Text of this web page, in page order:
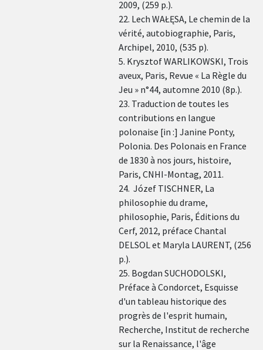
2009, (259 p.).
22. Lech WAŁĘSA, Le chemin de la
vérité, autobiographie, Paris,
Archipel, 2010, (535 p).
5. Krysztof WARLIKOWSKI, Trois
aveux, Paris, Revue « La Règle du
Jeu » n°44, automne 2010 (8p.).
23. Traduction de toutes les
contributions en langue
polonaise [in :] Janine Ponty,
Polonia. Des Polonais en France
de 1830 à nos jours, histoire,
Paris, CNHI-Montag, 2011.
24. Józef TISCHNER, La
philosophie du drame,
philosophie, Paris, Éditions du
Cerf, 2012, préface Chantal
DELSOL et Maryla LAURENT, (256
p.).
25. Bogdan SUCHODOLSKI,
Préface à Condorcet, Esquisse
d'un tableau historique des
progrès de l'esprit humain,
Recherche, Institut de recherche
sur la Renaissance, l'âge